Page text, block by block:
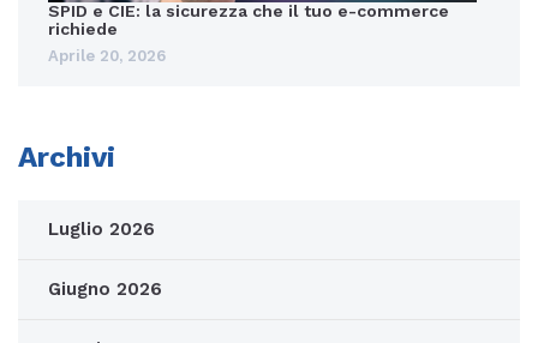
SPID e CIE: la sicurezza che il tuo e-commerce
richiede
Aprile 20, 2026
Archivi
Luglio 2026
Giugno 2026